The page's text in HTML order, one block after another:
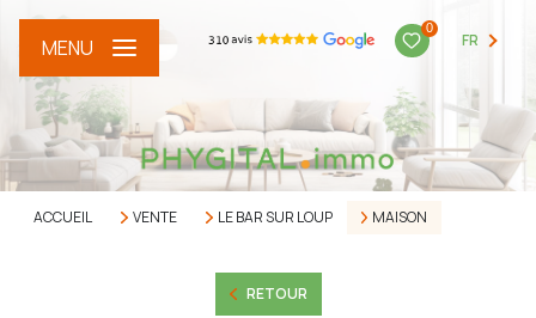
0
FR
MENU
ACCUEIL VENTE LE BAR SUR LOUP MAISON
RETOUR